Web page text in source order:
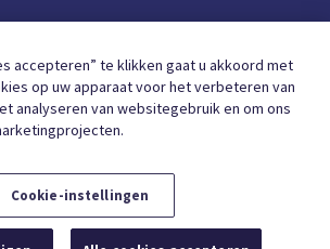
accepteren” te klikken gaat u akkoord met
op uw apparaat voor het verbeteren van
analyseren van websitegebruik en om ons
Cookie-instellingen